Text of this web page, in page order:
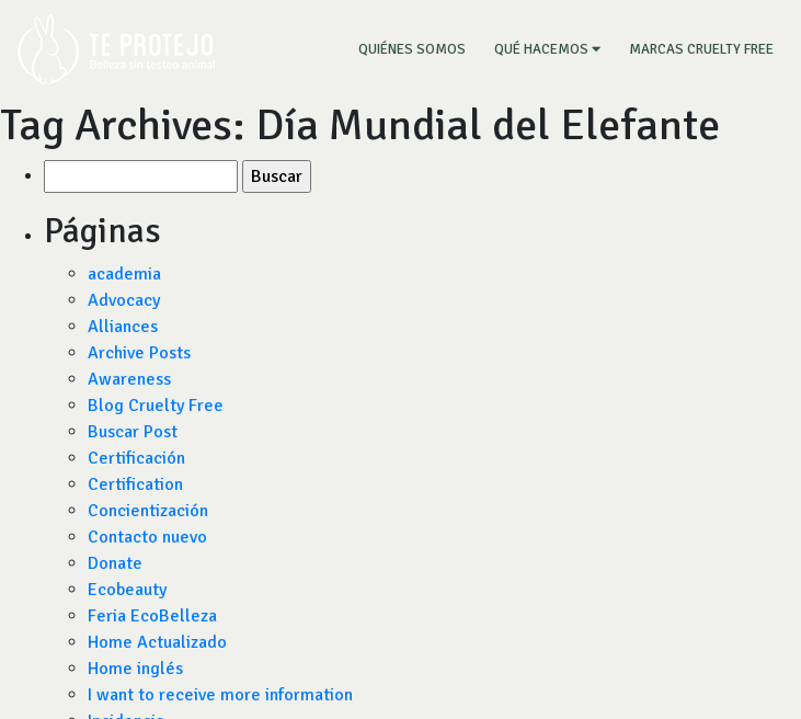
QUIÉNES SOMOS (CURRENT)
QUÉ HACEMOS MARCAS CRUELTY FREE
Tag Archives: Día Mundial del Elefante
por:
Páginas
academia
Advocacy
Alliances
Archive Posts
Awareness
Blog Cruelty Free
Buscar Post
Certificación
Certification
Concientización
Contacto nuevo
Donate
Ecobeauty
Feria EcoBelleza
Home Actualizado
Home inglés
I want to receive more information